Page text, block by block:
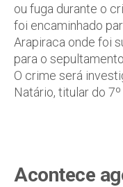
ou fuga durante o
foi encaminhado
Arapiraca onde foi
para o sepultamento.
O crime será
Natário, titular do
Acontece